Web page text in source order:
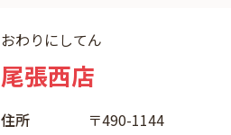
おわりにしてん
尾張西店
住所
〒490-1144